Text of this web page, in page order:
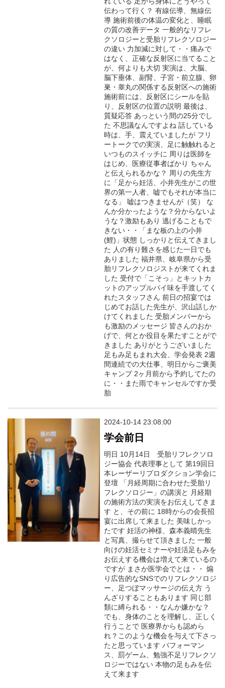
伝わって行く？ 有線伝導、無線伝
導 施術前後の体温の変化と、睡眠
の質の改善データ 一般的なリフレ
クソロジーと受胎リフレクソロジー
の違い 力加減に対して・・痛みで
はなく、正確な反射区に当てること
が、何よりも大切 実演は、大脳、
脳下垂体、副腎、子宮・前立腺、卵
巣・睾丸の関係する反射区への施術
施術前には、反射区にシールを貼
り、反射区の位置の説明 最後は、
質疑応答 あっという間の25分でし
た 不思議なんですよね 話している
時は、手、震えていましたが フリ
ートークでの実演、足に触触れると
いつものスイッチに 周りは医師を
はじめ、医療従事者ばかり ちゃん
と伝えられるかな？ 周りの先生方
に「足から妊活、小井先生がこの世
界の第一人者、嘘でもそれが本当に
なる」 嘘はつきませんが（笑） な
んか分かったような？分からないよ
うな？激励もあり 逃げることもで
きない・・「まな板の上の小井
(鯉)」状態 しっかりと伝えてきまし
た 人の有り難さを感じた一日でも
ありました 福井県、岐阜県から受
胎リフレクソロジストが来てくれま
した 受付で「こそっ」とキットカ
ットのアップルパイ味を手渡してく
れたスタッフさん 前日の招宴では
じめてお話した先生が、沢山話しか
けてくれました 受胎メンバーから
も激励のメッセージ 皆さんのおか
げで、何とか役目を果たすことがで
きました ありがとうございました
足もみ足もまれ大会、学会発表 2週
間連続での大仕事、明日からご褒美
キャンプ 2ヶ月前から予約してたの
に・・また雨でキャンセルですか受
胎
2024-10-14 23:08:00
学会前日
明日 10月14日 受胎リフレクソロ
ジー協会 代表理事として 第19回日
本レーザーリプロダクション学会に
登壇 「月経周期に合わせた受胎リ
フレクソロジー」の講演と 月経期
の施術方法の実演をお伝えしてきま
す と、その前に 18時からの会長招
宴に出席して来ました 美味しかっ
たです 妊活の神様、森本義晴先生
と写真、撮らせて頂きました 一般
向けの妊活セミナーや妊活足もみを
お伝えする機会は増えて来ているの
ですが まさか医学会でとは・・ 煽
り広告的なSNSでのリフレクソロジ
ー、足つぼマッサージの伝え方 う
んざりすることもあります 同じ部
類に縛られる・・なんか嫌かな？
でも、身体のことを理解し、正しく
行うことで 医療界からも認めら
れ？このような機会を与えて下さっ
たと思っています パフォーマン
ス、罰ゲーム、勉強不足リフレクソ
ロジーではない 本物の足もみを伝
えて来ます